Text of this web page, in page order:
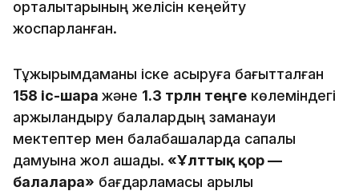
орталықтарының желісін кеңейту
жоспарланған.
Тұжырымдаманы іске асыруға бағытталған
158 іс-шара және 1.3 трлн теңге көлеміндегі
қаржыландыру балалардың заманауи
мектептер мен балабақшаларда сапалы
дамуына жол ашады. «Ұлттық қор —
балаларға» бағдарламасы арқылы